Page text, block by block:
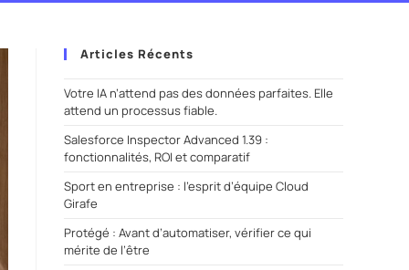
Articles Récents
Votre IA n’attend pas des données parfaites. Elle
attend un processus fiable.
Salesforce Inspector Advanced 1.39 :
fonctionnalités, ROI et comparatif
Sport en entreprise : l’esprit d’équipe Cloud
Girafe
Protégé : Avant d’automatiser, vérifier ce qui
mérite de l’être